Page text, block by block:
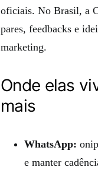
oficiais. No Brasil, a
pares, feedbacks e
marketing.
Onde elas
mais
WhatsApp:
e manter